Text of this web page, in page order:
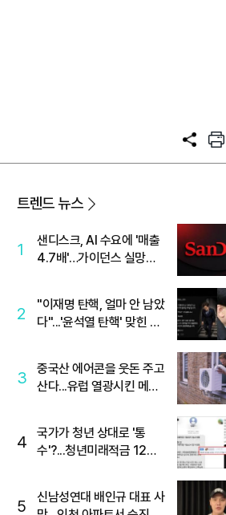
공
프
트
트렌드 뉴스
1
샌디스크, AI 수요에 '매출
4.7배'…가이던스 실망에
2
"이재명 탄핵, 얼마 안 남았
다"...'윤석열 탄핵' 맞힌 무
3
중국산 에어콘을 웃돈 주고
산다...유럽 열광시킨 메이
4
국가가 청년 상대로 '통
수'?...청년미래적금 12%
5
신남성연대 배인규 대표 사